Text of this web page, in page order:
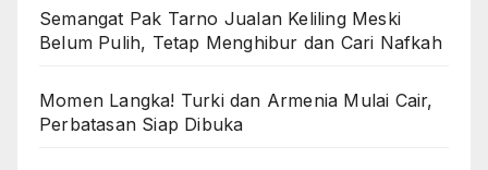
Semangat Pak Tarno Jualan Keliling Meski
Belum Pulih, Tetap Menghibur dan Cari Nafkah
Momen Langka! Turki dan Armenia Mulai Cair,
Perbatasan Siap Dibuka